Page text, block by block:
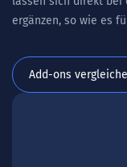
ergänzen, so wie es
Add-ons